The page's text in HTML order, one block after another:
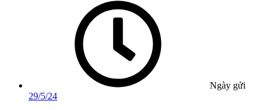
Ngày gửi
29/5/24